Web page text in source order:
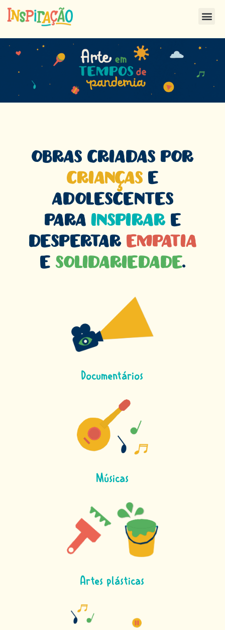
Obras criadas por
crianças e
adolescentes
parainspirare
despertar empatia
esolidariedade.
Documentários
Músicas
Artes plásticas